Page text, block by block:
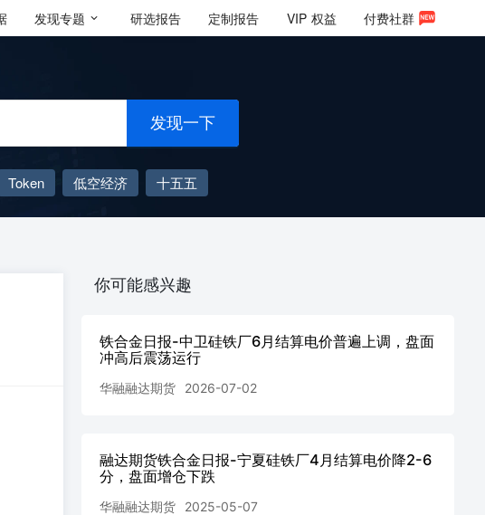
发现专题 研选报告 定制报告 VIP 权益 付费社群
发现一下
Token 低空经济
十五五
你可能感兴趣
铁合金日报-中卫硅铁厂6月结算电价普遍上调，盘面
冲高后震荡运行
华融融达期货 2026-07-02
融达期货铁合金日报-宁夏硅铁厂4月结算电价降2-6
分，盘面增仓下跌
华融融达期货 2025-05-07